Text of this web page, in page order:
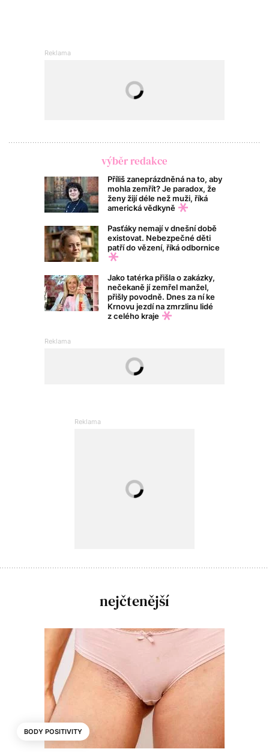
výběr redakce
Příliš zaneprázdněná na to, aby
mohla zemřít? Je paradox, že
ženy žijí déle než muži, říká
americká vědkyně
Pasťáky nemají v dnešní době
existovat. Nebezpečné děti
patří do vězení, říká odbornice
Jako tatérka přišla o zakázky,
nečekaně jí zemřel manžel,
přišly povodně. Dnes za ní ke
Krnovu jezdí na zmrzlinu lidé
z celého kraje
nejčtenější
BODY POSITIVITY